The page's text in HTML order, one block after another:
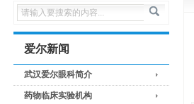
爱尔新闻
武汉爱尔眼科简介
药物临床实验机构